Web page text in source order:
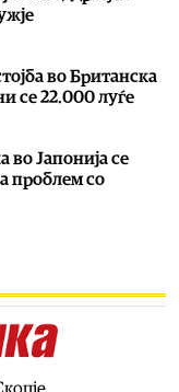
во Британска
се 22.000 луѓе
во Јапонија се
проблем со
Панко Брашнаров: